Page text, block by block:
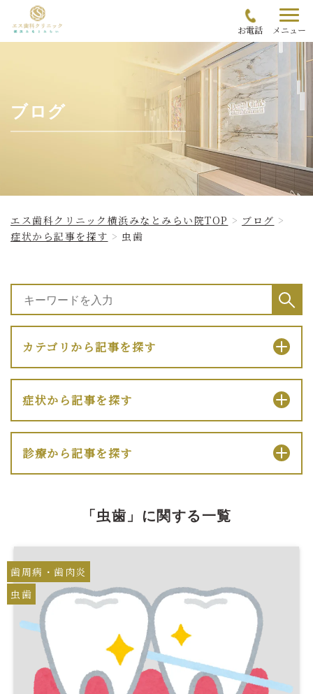
お電話 メニュー
ブログ
エス歯科クリニック横浜みなとみらい院TOP
ブログ
症状から記事を探す
虫歯
カテゴリから記事を探す
症状から記事を探す
診療から記事を探す
「虫歯」に関する一覧
歯周病・歯肉炎
虫歯